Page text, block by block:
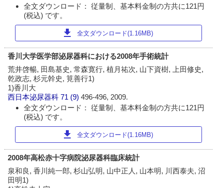
全文ダウンロード： 従量制、基本料金制の方共に121円
(税込) です。
download 全文ダウンロード(1.16MB)
香川大学医学部泌尿器科における2008年手術統計
荒井啓暢, 田島基史, 常森寛行, 植月祐次, 山下資樹, 上田修史,
乾政志, 杉元幹史, 筧善行1)
1)香川大
西日本泌尿器科 71 (9)496-496, 2009.
全文ダウンロード： 従量制、基本料金制の方共に121円
(税込) です。
download 全文ダウンロード(1.16MB)
2008年高松赤十字病院泌尿器科臨床統計
泉和良, 香川純一郎, 杉山弘明, 山中正人, 山本明, 川西泰夫, 沼
田明1)